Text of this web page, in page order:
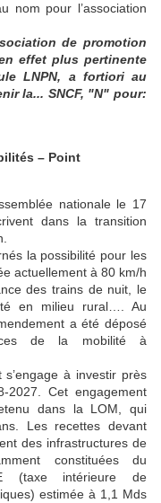
nom pour l’association
de promotion
effet plus pertinente
LNPN, a fortiori au
la... SNCF, "N" pour:
– Point
nationale le 17
dans la transition
la possibilité pour les
actuellement à 80 km/h
des trains de nuit, le
en milieu rural…. Au
a été déposé
de la mobilité à
s’engage à investir près
Cet engagement
dans la LOM, qui
Les recettes devant
des infrastructures de
constituées du
(taxe intérieure de
estimée à 1,1 Mds